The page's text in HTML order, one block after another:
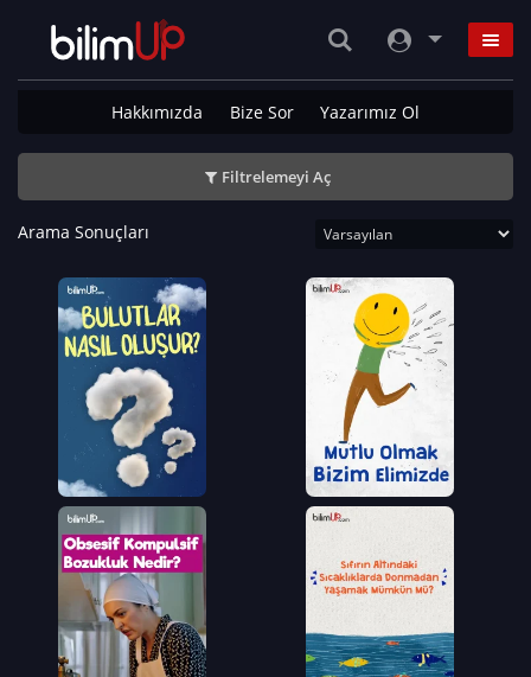
Hakkımızda Bize Sor Yazarımız Ol
Filtrelemeyi Aç
Arama Sonuçları